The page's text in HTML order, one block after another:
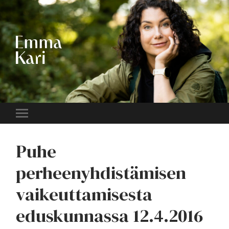
EMMA
KARI
Toggle
Puhe
perheenyhdistämisen
vaikeuttamisesta
eduskunnassa 12.4.2016